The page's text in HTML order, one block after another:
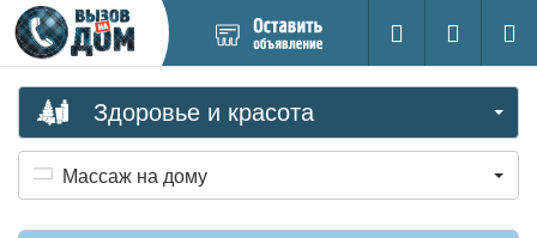
новое
Поиск
Вход на
Здоровье и красота
Массаж на дому